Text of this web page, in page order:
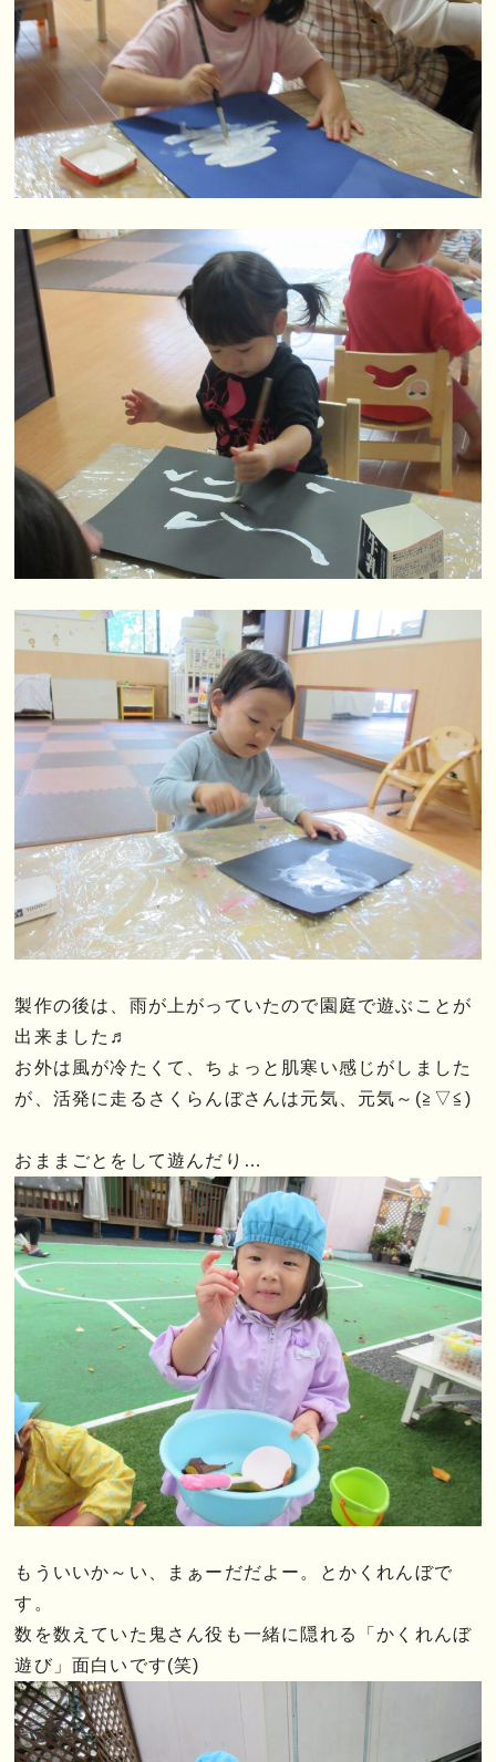
製作の後は、雨が上がっていたので園庭で遊ぶことが
出来ました♬
お外は風が冷たくて、ちょっと肌寒い感じがしました
が、活発に走るさくらんぼさんは元気、元気～(≧▽≦)
おままごとをして遊んだり…
もういいか～い、まぁーだだよー。とかくれんぼで
す。
数を数えていた鬼さん役も一緒に隠れる「かくれんぼ
遊び」面白いです(笑)